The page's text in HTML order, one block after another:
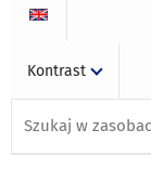
Kontrast